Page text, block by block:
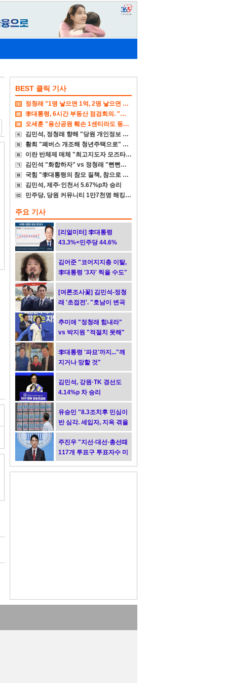
BEST 클릭 기사
정청래 "1명 낳으면 1억, 2명 낳으면 2억 주겠다"
李대통령, 6시간 부동산 점검회의. "전폭적 공급 확대"
오세훈 "용산공원 훼손 1센티라도 동의할 수 없다"
김민석, 정청래 향해 "당원 개인정보 유출 1년간 몰랐다니"
황희 "폐버스 개조해 청년주택으로" vs 국힘 "본인부터 입주하라"
이란 반체제 매체 "최고지도자 모즈타바 매우 위독"
김민석 "화합하자" vs 정청래 "뻔뻔하게 치고 빠지냐"
국힘 "李대통령의 참모 질책, 참으로 비겁한 책임회피"
김민석, 제주·인천서 5.67%p차 승리
민주당, 당원 커뮤니티 1만7천명 해킹 당해. 1년동안 몰라
주요 기사
[리얼미터] 李대통령
43.3%<민주당 44.6%
김어준 "코어지지층 이탈,
李대통령 '3자' 찍을 수도"
[여론조사꽃] 김민석-정청
래 '초접전'. "호남이 변곡
점"
추미애 "정청래 힘내라"
vs 박지원 "적절치 못해"
李대통령 '파묘'까지..."깨
지거나 망할 것"
김민석, 강원·TK 경선도
4.14%p 차 승리
유승민 "8.3조치후 민심이
반 심각. 세입자, 지옥 겪을
듯"
주진우 "지선·대선·총선때
117개 투표구 투표자수 미
리 입력"